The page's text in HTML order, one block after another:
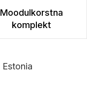
Moodulkorstna
komplekt